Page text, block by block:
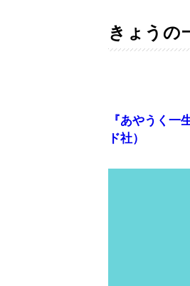
きょうの
『あやうく
ド社）